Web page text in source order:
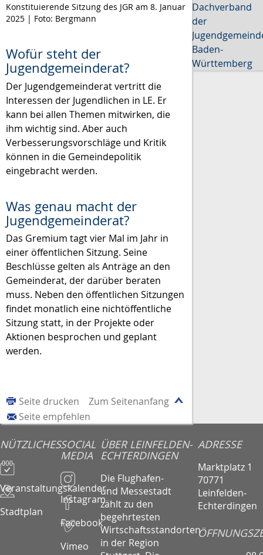
Konstituierende Sitzung des JGR am 8. Januar
2025 | Foto: Bergmann
Wofür steht der
Jugendgemeinderat?
Der Jugendgemeinderat vertritt die
Interessen der Jugendlichen in LE. Er
kann bei allen Themen mitwirken, die
ihm wichtig sind. Aber auch
Verbesserungsvorschläge und Kritik
können in die Gemeindepolitik
eingebracht werden.
Was genau macht der
Jugendgemeinderat?
Das Gremium tagt vier Mal im Jahr in
einer öffentlichen Sitzung. Seine
Beschlüsse gelten als Anträge an den
Gemeinderat, der darüber beraten
muss. Neben den öffentlichen Sitzungen
findet monatlich eine nichtöffentliche
Sitzung statt, in der Projekte oder
Aktionen besprochen und geplant
werden.
Zum Seitenanfang
Seite drucken
Seite empfehlen
Dachverband
der
Baden-
Württemberg
NÜTZLICHES
Veranstaltungskalender
Stadtplan
SOCIAL
MEDIA
Instagram
Facebook
Vimeo
ÜBER LEINFELDEN-
ECHTERDINGEN
Die Flughafen-
und Messestadt
zählt zu den
begehrtesten
Wirtschaftsstandorten
in der Region
ADRESSE
Marktplatz 1
70771
Leinfelden-
Echterdingen